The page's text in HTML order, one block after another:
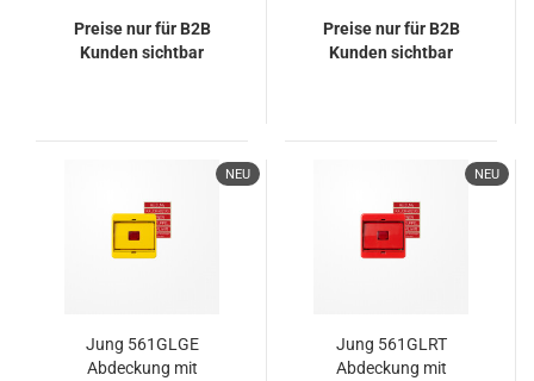
Serie CD, weiß
Preise nur für B2B
Kunden sichtbar
Preise nur für B2B
Kunden sichtbar
NEU
Jung 561GLGE
Abdeckung mit
NEU
Jung 561GLRT
Abdeckung mit